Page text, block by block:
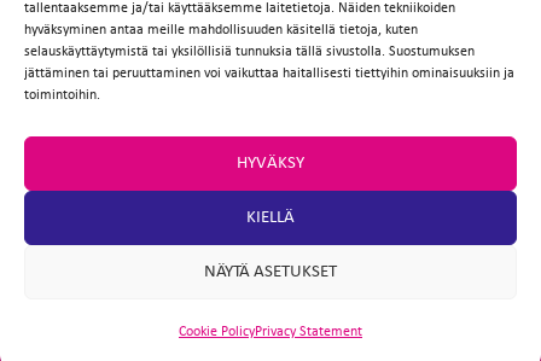
tallentaaksemme ja/tai käyttääksemme laitetietoja. Näiden tekniikoiden
hyväksyminen antaa meille mahdollisuuden käsitellä tietoja, kuten
selauskäyttäytymistä tai yksilöllisiä tunnuksia tällä sivustolla. Suostumuksen
jättäminen tai peruuttaminen voi vaikuttaa haitallisesti tiettyihin ominaisuuksiin ja
toimintoihin.
HYVÄKSY
KIELLÄ
NÄYTÄ ASETUKSET
Cookie PolicyPrivacy Statement
Facebook
TwitterEmailWhatsApp